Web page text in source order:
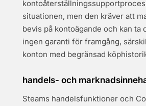
situationen, men den kräver att
bevis på kontoägande och kan ta
ingen garanti för framgång,
konton med begränsad
handels- och
Steams handelsfunktioner och